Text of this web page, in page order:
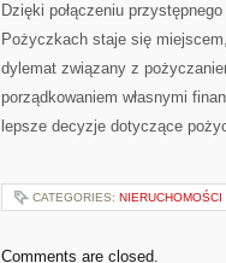
Dzięki połączeniu
Pożyczkach staje się
dylemat związany z
porządkowaniem własnymi
lepsze decyzje dotyczące
CATEGORIES: NIERUCHOMOŚCI
Comments are closed.